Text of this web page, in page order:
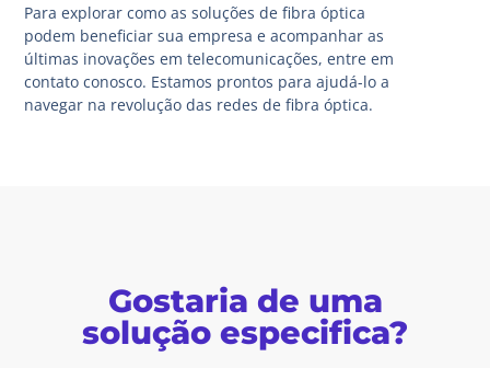
Para explorar como as soluções de fibra óptica
podem beneficiar sua empresa e acompanhar as
últimas inovações em telecomunicações, entre em
contato conosco. Estamos prontos para ajudá-lo a
navegar na revolução das redes de fibra óptica.
Gostaria de uma
solução especifica?